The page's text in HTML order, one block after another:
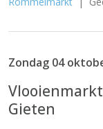
Zondag 04
Gieten